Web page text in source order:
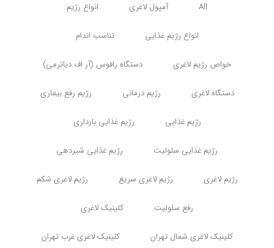
All آمپول لاغری انواع رژیم
انواع رژیم غذایی تناسب اندام
خواص رژیم لاغری دستگاه رافوس (آر اف دیاترمی)
دستگاه لاغری رژیم درمانی رژیم رفع بیماری
رژیم غذایی رژیم غذایی بارداری
رژیم غذایی سلولیت رژیم غذایی شیردهی
رژیم لاغری رژیم لاغری سریع رژیم لاغری شکم
رفع سلولیت کلینیک لاغری
کلینیک لاغری شمال تهران کلینیک لاغری غرب تهران